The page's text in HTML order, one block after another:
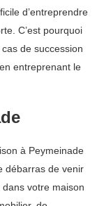
d’entreprendre
C’est pourquoi
de succession
entreprenant le
à Peymeinade
débarras de venir
votre maison